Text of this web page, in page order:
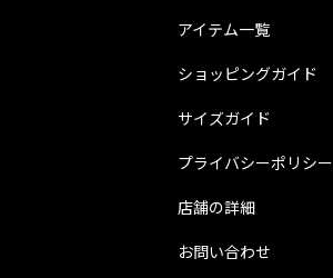
アイテム一覧
ショッピングガイド
サイズガイド
プライバシーポリシー
店舗の詳細
お問い合わせ